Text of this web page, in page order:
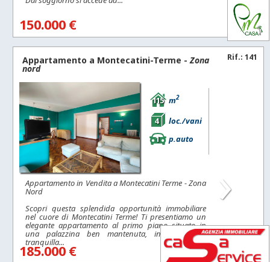
150.000 €
Rif.: 141
Appartamento a Montecatini-Terme - Zona
nord
115 m2
4
loc./vani
1
p.auto
Appartamento in Vendita a Montecatini Terme - Zona
Nord
Scopri questa splendida opportunità immobiliare
nel cuore di Montecatini Terme! Ti presentiamo un
elegante appartamento al primo piano situato in
una palazzina ben mantenuta, in una zona
tranquilla...
›
185.000 €